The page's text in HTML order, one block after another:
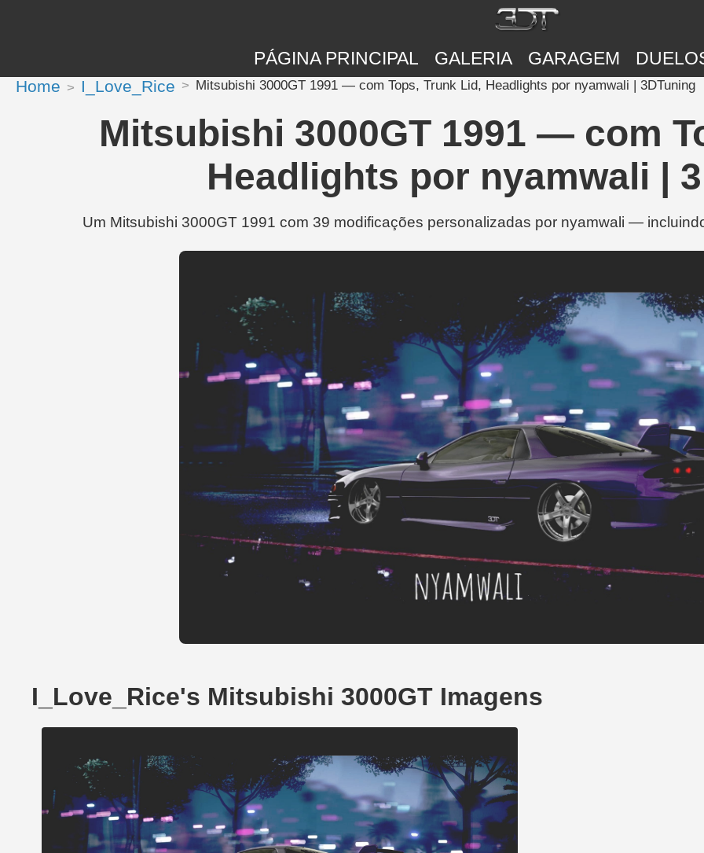
PÁGINA PRINCIPAL GALERIA GARAGEM
Home I_Love_Rice Mitsubishi 3000GT 1991 — com Tops, Trunk Lid, Headlights por nyamwali | 3DTuning
Mitsubishi 3000GT 1991 — com
Headlights por nyamwali |
Um Mitsubishi 3000GT 1991 com 39 modificações personalizadas por nyamwali —
I_Love_Rice's Mitsubishi 3000GT Imagens